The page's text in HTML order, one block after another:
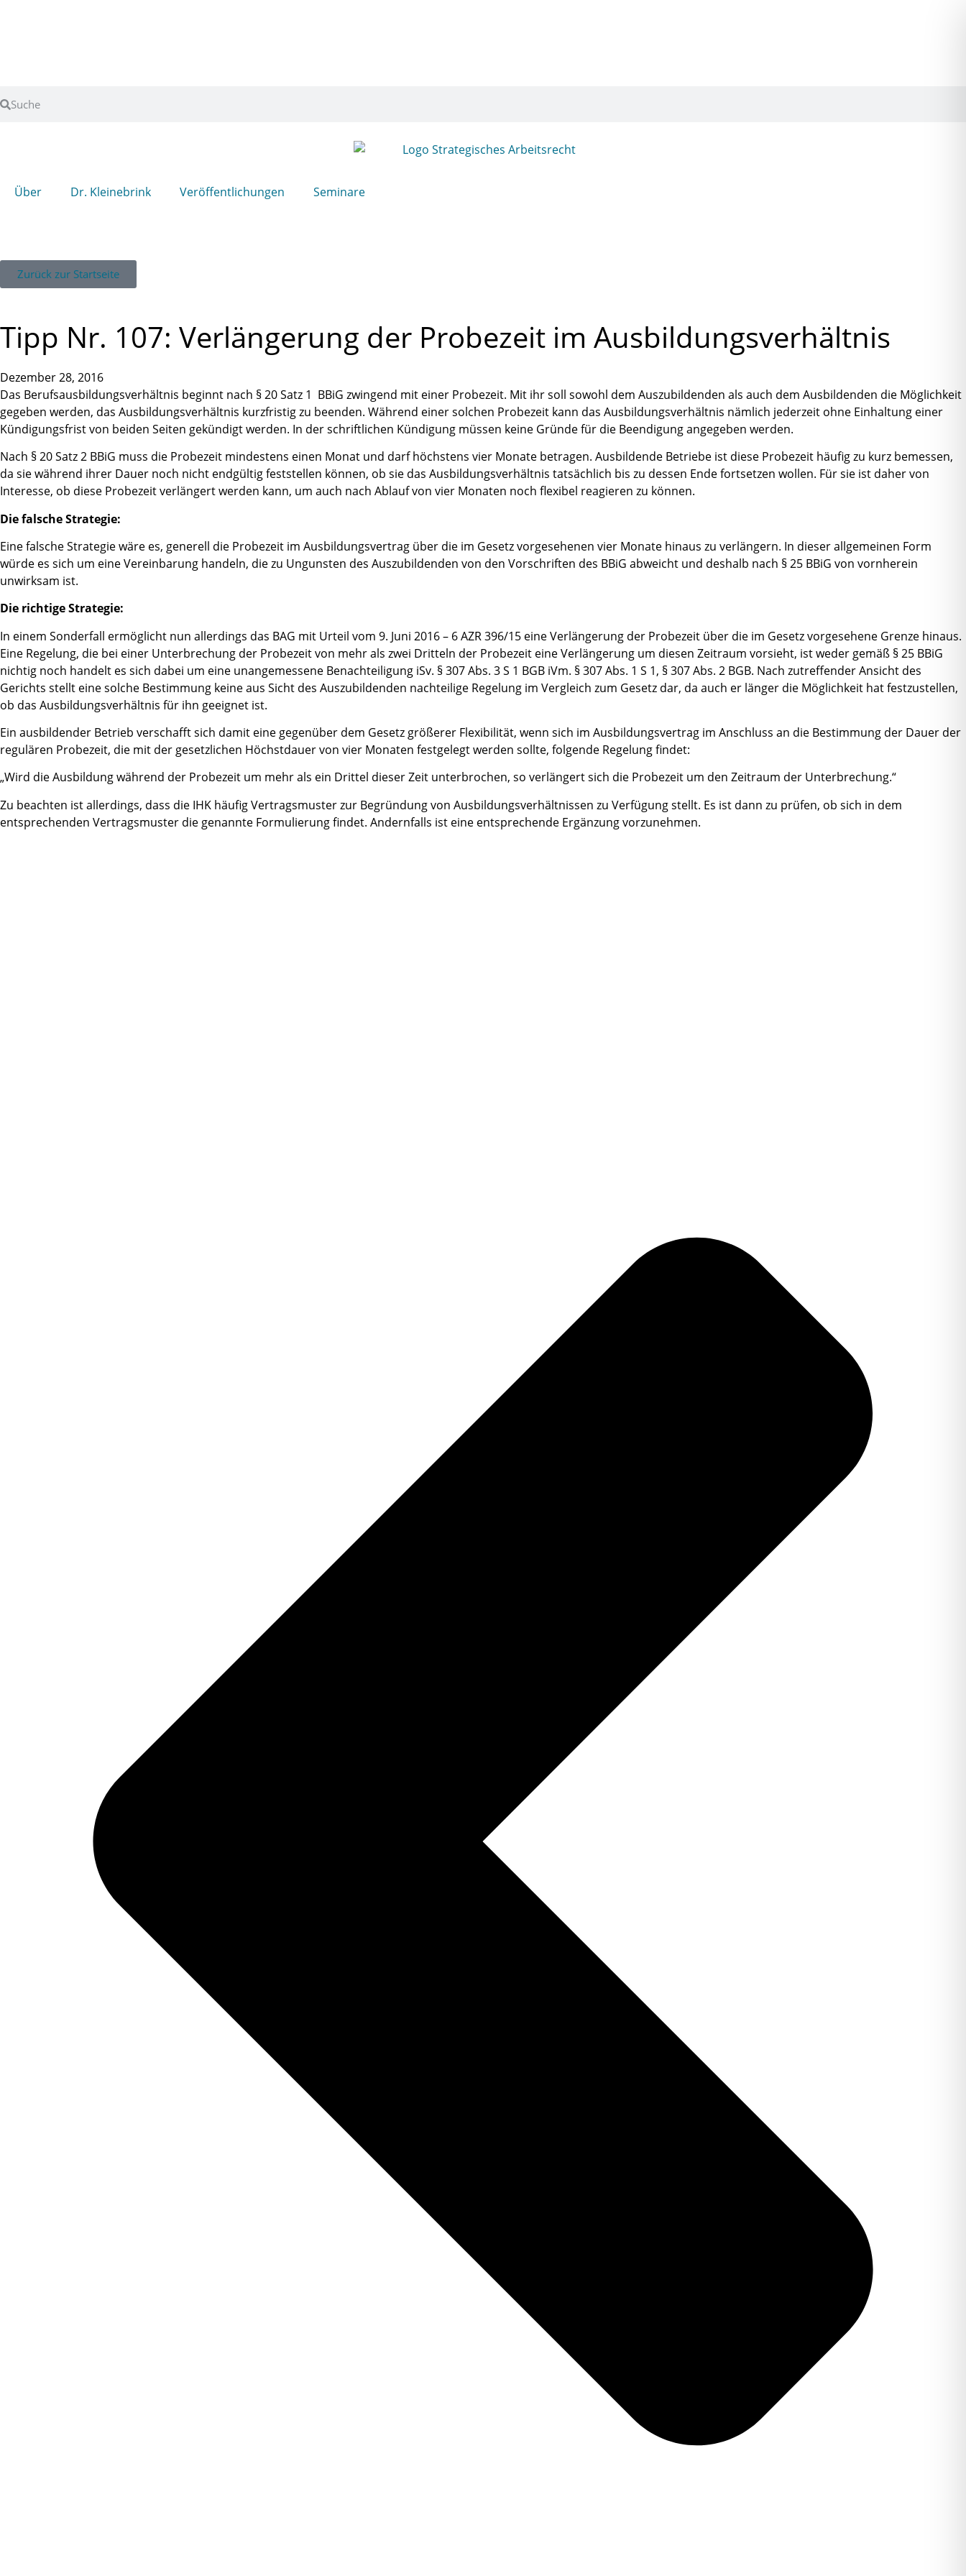
Über Dr. Kleinebrink Veröffentlichungen Seminare
Zurück zur Startseite
Tipp Nr. 107: Verlängerung der Probezeit im Ausbildungsverhältnis
Dezember 28, 2016
Das Berufsausbildungsverhältnis beginnt nach § 20 Satz 1 BBiG zwingend mit einer Probezeit. Mit ihr soll sowohl dem Auszubildenden als auch dem Ausbildenden die Möglichkeit
gegeben werden, das Ausbildungsverhältnis kurzfristig zu beenden. Während einer solchen Probezeit kann das Ausbildungsverhältnis nämlich jederzeit ohne Einhaltung einer
Kündigungsfrist von beiden Seiten gekündigt werden. In der schriftlichen Kündigung müssen keine Gründe für die Beendigung angegeben werden.
Nach § 20 Satz 2 BBiG muss die Probezeit mindestens einen Monat und darf höchstens vier Monate betragen. Ausbildende Betriebe ist diese Probezeit häufig zu kurz bemessen,
da sie während ihrer Dauer noch nicht endgültig feststellen können, ob sie das Ausbildungsverhältnis tatsächlich bis zu dessen Ende fortsetzen wollen. Für sie ist daher von
Interesse, ob diese Probezeit verlängert werden kann, um auch nach Ablauf von vier Monaten noch flexibel reagieren zu können.
Die falsche Strategie:
Eine falsche Strategie wäre es, generell die Probezeit im Ausbildungsvertrag über die im Gesetz vorgesehenen vier Monate hinaus zu verlängern. In dieser allgemeinen Form
würde es sich um eine Vereinbarung handeln, die zu Ungunsten des Auszubildenden von den Vorschriften des BBiG abweicht und deshalb nach § 25 BBiG von vornherein
unwirksam ist.
Die richtige Strategie:
In einem Sonderfall ermöglicht nun allerdings das BAG mit Urteil vom 9. Juni 2016 – 6 AZR 396/15 eine Verlängerung der Probezeit über die im Gesetz vorgesehene Grenze hinaus.
Eine Regelung, die bei einer Unterbrechung der Probezeit von mehr als zwei Dritteln der Probezeit eine Verlängerung um diesen Zeitraum vorsieht, ist weder gemäß § 25 BBiG
nichtig noch handelt es sich dabei um eine unangemessene Benachteiligung iSv. § 307 Abs. 3 S 1 BGB iVm. § 307 Abs. 1 S 1, § 307 Abs. 2 BGB. Nach zutreffender Ansicht des
Gerichts stellt eine solche Bestimmung keine aus Sicht des Auszubildenden nachteilige Regelung im Vergleich zum Gesetz dar, da auch er länger die Möglichkeit hat festzustellen,
ob das Ausbildungsverhältnis für ihn geeignet ist.
Ein ausbildender Betrieb verschafft sich damit eine gegenüber dem Gesetz größerer Flexibilität, wenn sich im Ausbildungsvertrag im Anschluss an die Bestimmung der Dauer der
regulären Probezeit, die mit der gesetzlichen Höchstdauer von vier Monaten festgelegt werden sollte, folgende Regelung findet:
„Wird die Ausbildung während der Probezeit um mehr als ein Drittel dieser Zeit unterbrochen, so verlängert sich die Probezeit um den Zeitraum der Unterbrechung.“
Zu beachten ist allerdings, dass die IHK häufig Vertragsmuster zur Begründung von Ausbildungsverhältnissen zu Verfügung stellt. Es ist dann zu prüfen, ob sich in dem
entsprechenden Vertragsmuster die genannte Formulierung findet. Andernfalls ist eine entsprechende Ergänzung vorzunehmen.